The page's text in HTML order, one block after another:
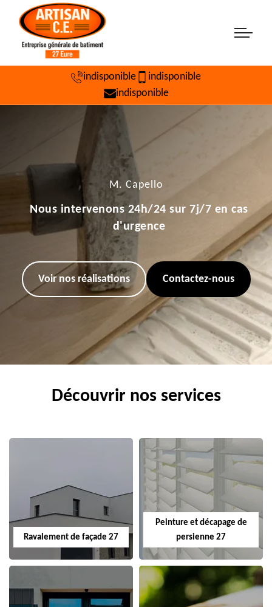
indisponible
indisponible
indisponible
M. Capello
Nous intervenons 24h/24 sur 7j/7 en cas
d'urgence
Voir nos réalisations Contactez-nous
Découvrir nos services
Ravalement de façade 27
Peinture et décapage de
persienne 27